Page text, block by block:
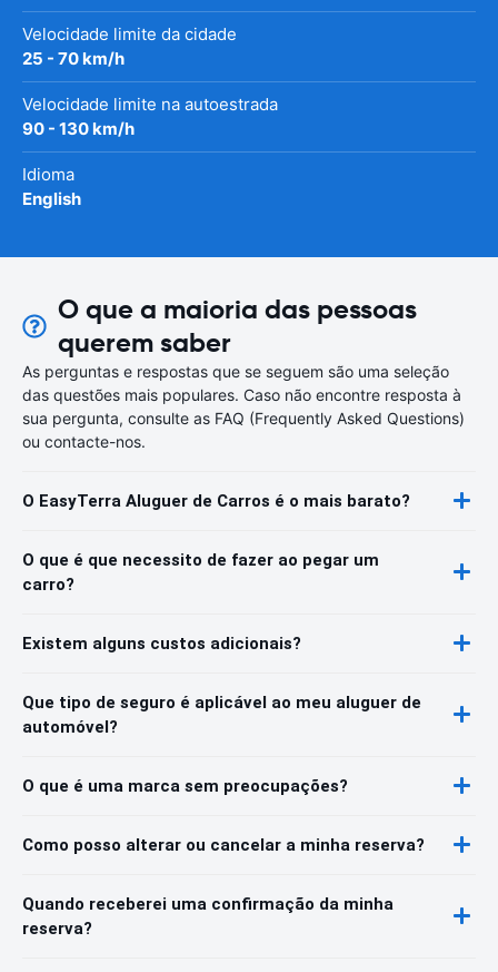
Velocidade limite da cidade
25 - 70 km/h
Velocidade limite na autoestrada
90 - 130 km/h
Idioma
English
O que a maioria das pessoas
querem saber
As perguntas e respostas que se seguem são uma seleção
das questões mais populares. Caso não encontre resposta à
sua pergunta, consulte as FAQ (Frequently Asked Questions)
ou contacte-nos.
O EasyTerra Aluguer de Carros é o mais barato?
O que é que necessito de fazer ao pegar um
carro?
Existem alguns custos adicionais?
Que tipo de seguro é aplicável ao meu aluguer de
automóvel?
O que é uma marca sem preocupações?
Como posso alterar ou cancelar a minha reserva?
Quando receberei uma confirmação da minha
reserva?